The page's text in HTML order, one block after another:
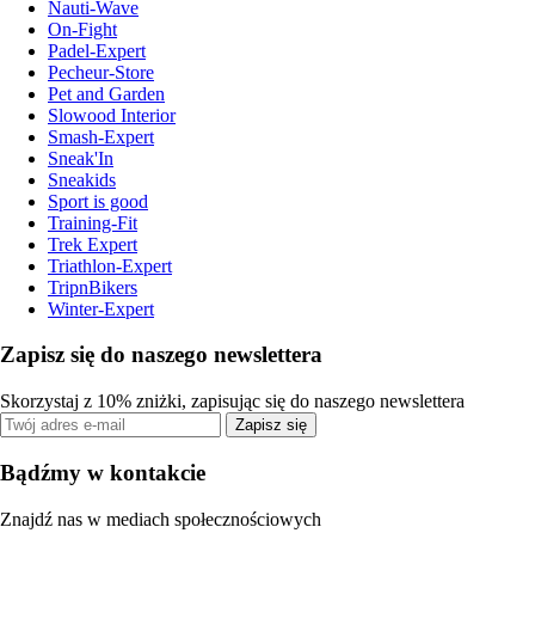
Nauti-Wave
On-Fight
Padel-Expert
Pecheur-Store
Pet and Garden
Slowood Interior
Smash-Expert
Sneak'In
Sneakids
Sport is good
Training-Fit
Trek Expert
Triathlon-Expert
TripnBikers
Winter-Expert
Zapisz się do naszego newslettera
Skorzystaj z 10% zniżki, zapisując się do naszego newslettera
Zapisz się
Bądźmy w kontakcie
Znajdź nas w mediach społecznościowych